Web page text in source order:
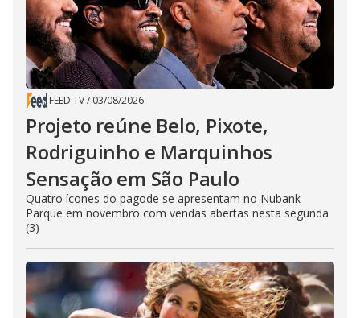
FEED TV/ 03/08/2026
Projeto reúne Belo, Pixote,
Rodriguinho e Marquinhos
Sensação em São Paulo
Quatro ícones do pagode se apresentam no Nubank
Parque em novembro com vendas abertas nesta segunda
(3)